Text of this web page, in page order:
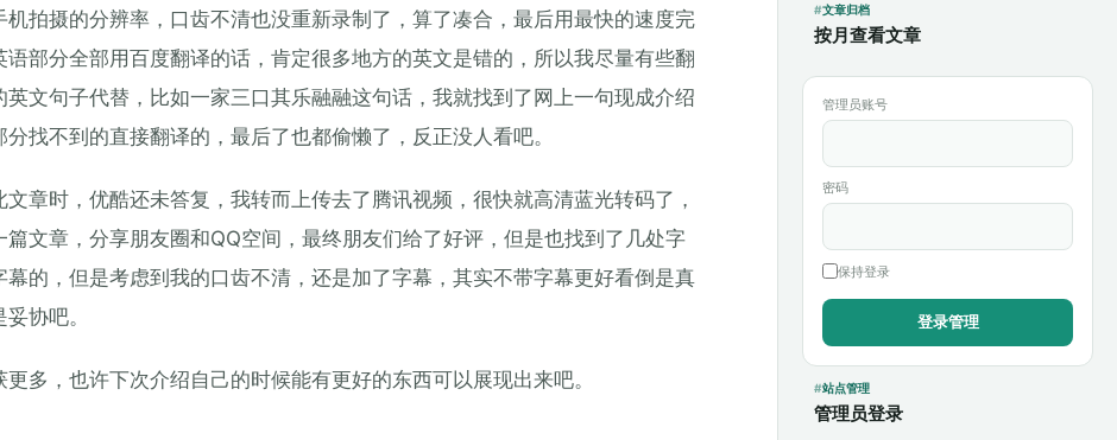
文章归档
按月查看文章
管理员账号
密码
保持登录
站点管理
管理员登录
拍摄的分辨率，口齿不清也没重新录制了，算了凑合，最后用最快的速度完
部分全部用百度翻译的话，肯定很多地方的英文是错的，所以我尽量有些翻
文句子代替，比如一家三口其乐融融这句话，我就找到了网上一句现成介绍
找不到的直接翻译的，最后了也都偷懒了，反正没人看吧。
章时，优酷还未答复，我转而上传去了腾讯视频，很快就高清蓝光转码了，
文章，分享朋友圈和QQ空间，最终朋友们给了好评，但是也找到了几处字
的，但是考虑到我的口齿不清，还是加了字幕，其实不带字幕更好看倒是真
协吧。
多，也许下次介绍自己的时候能有更好的东西可以展现出来吧。